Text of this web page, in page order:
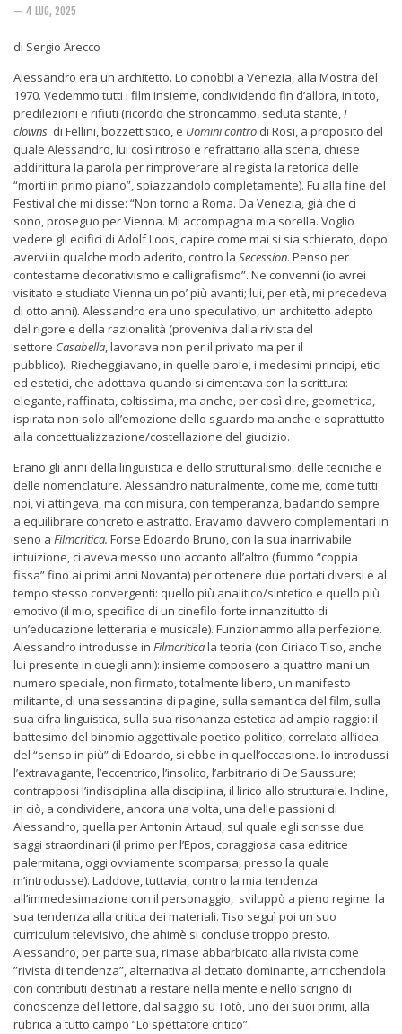
Mnemosyne
— 4 LUG, 2025
di Sergio Arecco
Alessandro era un architetto. Lo conobbi a Venezia, alla Mostra del
1970. Vedemmo tutti i film insieme, condividendo fin d’allora, in toto,
predilezioni e rifiuti (ricordo che stroncammo, seduta stante,I
clowns di Fellini, bozzettistico, e Uomini contro di Rosi, a proposito del
quale Alessandro, lui così ritroso e refrattario alla scena, chiese
addirittura la parola per rimproverare al regista la retorica delle
“morti in primo piano”, spiazzandolo completamente). Fu alla fine del
Festival che mi disse: “Non torno a Roma. Da Venezia, già che ci
sono, proseguo per Vienna. Mi accompagna mia sorella. Voglio
vedere gli edifici di Adolf Loos, capire come mai si sia schierato, dopo
avervi in qualche modo aderito, contro la Secession. Penso per
contestarne decorativismo e calligrafismo”. Ne convenni (io avrei
visitato e studiato Vienna un po’ più avanti; lui, per età, mi precedeva
di otto anni). Alessandro era uno speculativo, un architetto adepto
del rigore e della razionalità (proveniva dalla rivista del
settore Casabella, lavorava non per il privato ma per il
pubblico). Riecheggiavano, in quelle parole, i medesimi principi, etici
ed estetici, che adottava quando si cimentava con la scrittura:
elegante, raffinata, coltissima, ma anche, per così dire, geometrica,
ispirata non solo all’emozione dello sguardo ma anche e soprattutto
alla concettualizzazione/costellazione del giudizio.
Erano gli anni della linguistica e dello strutturalismo, delle tecniche e
delle nomenclature. Alessandro naturalmente, come me, come tutti
noi, vi attingeva, ma con misura, con temperanza, badando sempre
a equilibrare concreto e astratto. Eravamo davvero complementari in
seno a Filmcritica. Forse Edoardo Bruno, con la sua inarrivabile
intuizione, ci aveva messo uno accanto all’altro (fummo “coppia
fissa” fino ai primi anni Novanta) per ottenere due portati diversi e al
tempo stesso convergenti: quello più analitico/sintetico e quello più
emotivo (il mio, specifico di un cinefilo forte innanzitutto di
un’educazione letteraria e musicale). Funzionammo alla perfezione.
Alessandro introdusse in Filmcriticala teoria (con Ciriaco Tiso, anche
lui presente in quegli anni): insieme composero a quattro mani un
numero speciale, non firmato, totalmente libero, un manifesto
militante, di una sessantina di pagine, sulla semantica del film, sulla
sua cifra linguistica, sulla sua risonanza estetica ad ampio raggio: il
battesimo del binomio aggettivale poetico-politico, correlato all’idea
del “senso in più” di Edoardo, si ebbe in quell’occasione. Io introdussi
l’extravagante, l’eccentrico, l’insolito, l’arbitrario di De Saussure;
contrapposi l’indisciplina alla disciplina, il lirico allo strutturale. Incline,
in ciò, a condividere, ancora una volta, una delle passioni di
Alessandro, quella per Antonin Artaud, sul quale egli scrisse due
saggi straordinari (il primo per l’Epos, coraggiosa casa editrice
palermitana, oggi ovviamente scomparsa, presso la quale
m’introdusse). Laddove, tuttavia, contro la mia tendenza
all’immedesimazione con il personaggio, sviluppò a pieno regime la
sua tendenza alla critica dei materiali. Tiso seguì poi un suo
curriculum televisivo, che ahimè si concluse troppo presto.
Alessandro, per parte sua, rimase abbarbicato alla rivista come
”rivista di tendenza”, alternativa al dettato dominante, arricchendola
con contributi destinati a restare nella mente e nello scrigno di
conoscenze del lettore, dal saggio su Totò, uno dei suoi primi, alla
rubrica a tutto campo “Lo spettatore critico”.